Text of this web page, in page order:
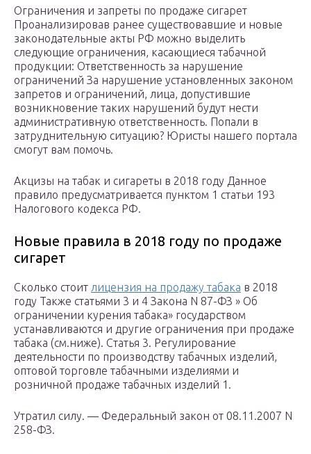
Ограничения и запреты по продаже сигарет
Проанализировав ранее существовавшие и новые
законодательные акты РФ можно выделить
следующие ограничения, касающиеся табачной
продукции: Ответственность за нарушение
ограничений За нарушение установленных законом
запретов и ограничений, лица, допустившие
возникновение таких нарушений будут нести
административную ответственность. Попали в
затруднительную ситуацию? Юристы нашего портала
смогут вам помочь.
Акцизы на табак и сигареты в 2018 году Данное
правило предусматривается пунктом 1 статьи 193
Налогового кодекса РФ.
Новые правила в 2018 году по продаже
сигарет
Сколько стоит лицензия на продажу табака в 2018
году Также статьями 3 и 4 Закона N 87-ФЗ » Об
ограничении курения табака» государством
устанавливаются и другие ограничения при продаже
табака (см.ниже). Статья 3. Регулирование
деятельности по производству табачных изделий,
оптовой торговле табачными изделиями и
розничной продаже табачных изделий 1.
Утратил силу. — Федеральный закон от 08.11.2007 N
258-ФЗ.